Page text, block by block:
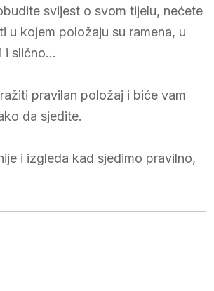
svijest o svom tijelu, nećete
u kojem položaju su ramena, u
i slično…
pravilan položaj i biće vam
da sjedite.
i izgleda kad sjedimo pravilno,